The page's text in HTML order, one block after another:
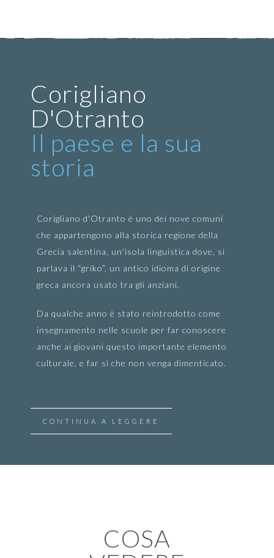
Corigliano
D'Otranto
Il paese e la sua
storia
Corigliano d'Otranto è uno dei nove comuni
che appartengono alla storica regione della
Grecia salentina, un'isola linguistica dove, si
parlava il “griko”, un antico idioma di origine
greca ancora usato tra gli anziani.
Da qualche anno è stato reintrodotto come
insegnamento nelle scuole per far conoscere
anche ai giovani questo importante elemento
culturale, e far sì che non venga dimenticato.
CONTINUA A LEGGERE
COSA